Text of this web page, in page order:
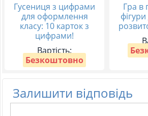
Гусениця з цифрами
для оформлення
класу: 10 карток з
цифрами!
Вартість:
Безкоштовно
Гра в
Залишити відповідь